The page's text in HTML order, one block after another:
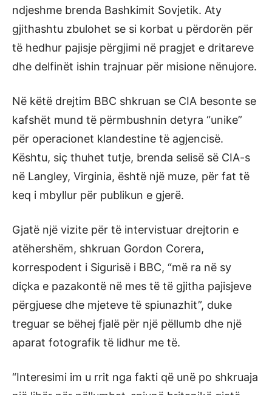
ndjeshme brenda Bashkimit Sovjetik. Aty
gjithashtu zbulohet se si korbat u përdorën për
të hedhur pajisje përgjimi në pragjet e dritareve
dhe delfinët ishin trajnuar për misione nënujore.
Në këtë drejtim BBC shkruan se CIA besonte se
kafshët mund të përmbushnin detyra “unike”
për operacionet klandestine të agjencisë.
Kështu, siç thuhet tutje, brenda selisë së CIA-s
në Langley, Virginia, është një muze, për fat të
keq i mbyllur për publikun e gjerë.
Gjatë një vizite për të intervistuar drejtorin e
atëhershëm, shkruan Gordon Corera,
korrespodent i Sigurisë i BBC, “më ra në sy
diçka e pazakontë në mes të të gjitha pajisjeve
përgjuese dhe mjeteve të spiunazhit”, duke
treguar se bëhej fjalë për një pëllumb dhe një
aparat fotografik të lidhur me të.
“Interesimi im u rrit nga fakti që unë po shkruaja